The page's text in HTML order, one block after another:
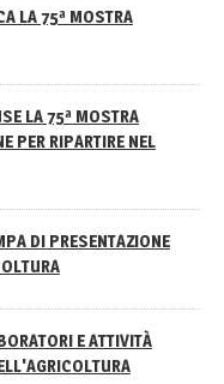
LA 75ª MOSTRA
LA 75ª MOSTRA
PER RIPARTIRE NEL
DI PRESENTAZIONE
E ATTIVITÀ